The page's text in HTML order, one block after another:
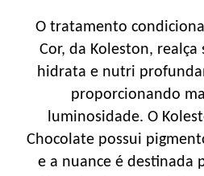
O tratamento
Cor, da Koleston,
hidrata e nutri
proporcionando
luminosidade. O
Chocolate possui
e a nuance é destinada